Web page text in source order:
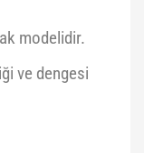
modelidir.
ve dengesi